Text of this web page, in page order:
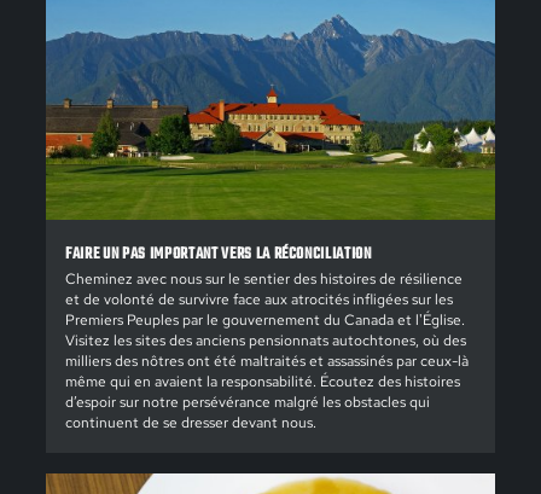
FAIRE UN PAS IMPORTANT VERS LA RÉCONCILIATION
Cheminez avec nous sur le sentier des histoires de résilience
et de volonté de survivre face aux atrocités infligées sur les
Premiers Peuples par le gouvernement du Canada et l'Église.
Visitez les sites des anciens pensionnats autochtones, où des
milliers des nôtres ont été maltraités et assassinés par ceux-là
même qui en avaient la responsabilité. Écoutez des histoires
d’espoir sur notre persévérance malgré les obstacles qui
continuent de se dresser devant nous.